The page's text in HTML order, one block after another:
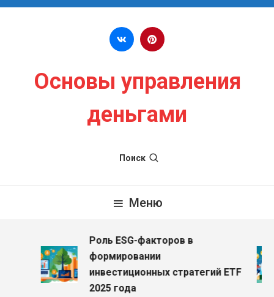
Перейти к содержимому
Основы управления
деньгами
Поиск
Меню
Роль ESG-факторов в
формировании
инвестиционных стратегий ETF
2025 года